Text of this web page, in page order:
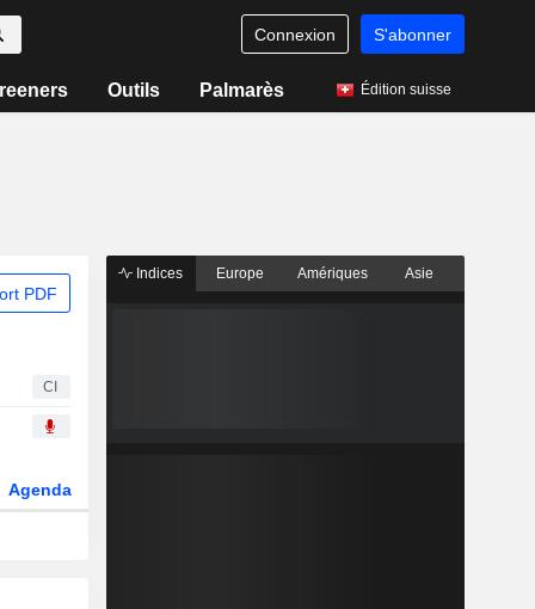
Connexion S'abonner
Outils Palmarès Édition suisse
PDF
CI
Agenda
Indices Europe Amériques Asie